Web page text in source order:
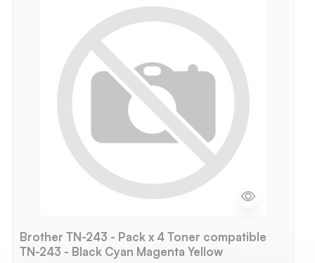
Brother TN-243 - Pack x 4 Toner compatible
TN-243 - Black Cyan Magenta Yellow